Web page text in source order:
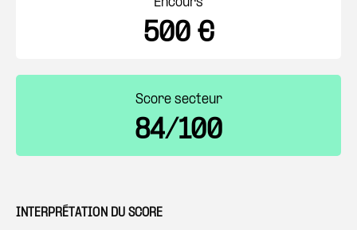
500 €
Score secteur
84/100
INTERPRÉTATION DU SCORE